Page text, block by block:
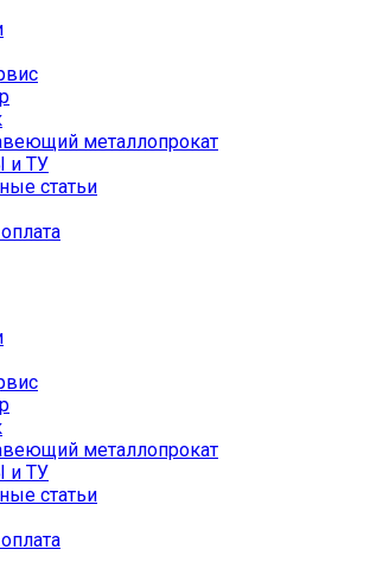
металлопрокат
и ТУ
статьи
металлопрокат
и ТУ
статьи